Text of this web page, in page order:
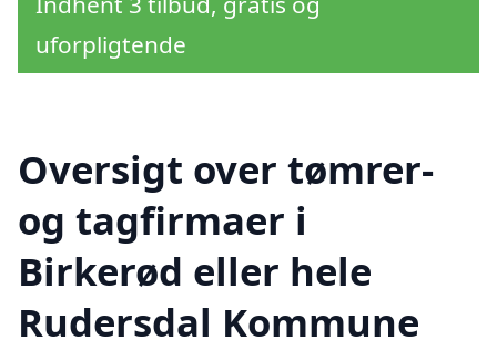
uforpligtende
Oversigt over tømrer-
og tagfirmaer i
Birkerød eller hele
Rudersdal Kommune